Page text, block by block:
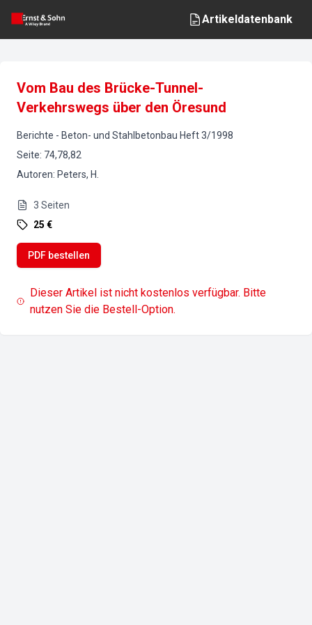
Artikeldatenbank
Vom Bau des Brücke-Tunnel-
Verkehrswegs über den Öresund
Berichte - Beton- und Stahlbetonbau Heft3/1998
Seite: 74,78,82
Autoren: Peters, H.
3 Seiten
25 €
PDF bestellen
Dieser Artikel ist nicht kostenlos verfügbar. Bitte
nutzen Sie die Bestell-Option.